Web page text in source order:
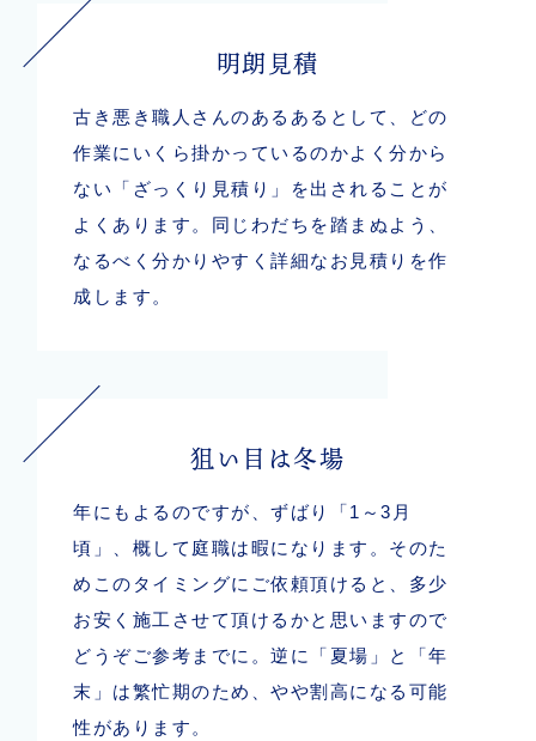
明朗見積
古き悪き職人さんのあるあるとして、どの
作業にいくら掛かっているのかよく分から
ない「ざっくり見積り」を出されることが
よくあります。同じわだちを踏まぬよう、
なるべく分かりやすく詳細なお見積りを作
成します。
狙い目は冬場
年にもよるのですが、ずばり「1～3月
頃」、概して庭職は暇になります。そのた
めこのタイミングにご依頼頂けると、多少
お安く施工させて頂けるかと思いますので
どうぞご参考までに。逆に「夏場」と「年
末」は繁忙期のため、やや割高になる可能
性があります。